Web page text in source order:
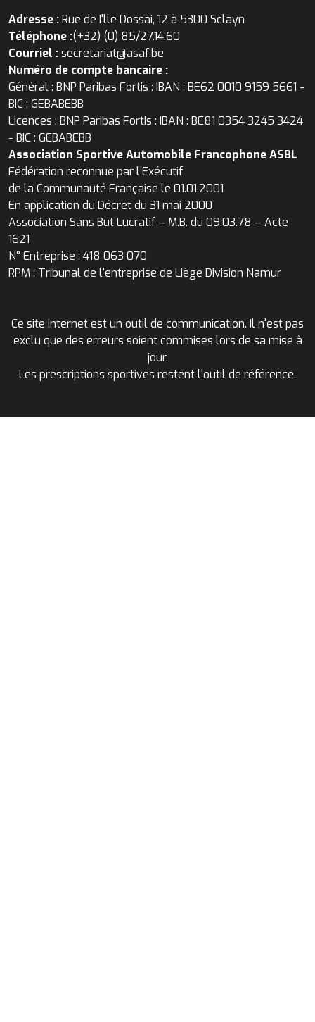
Adresse :Rue de I'lle Dossai, 12 à 5300 Sclayn
Téléphone :(+32) (0) 85/27.14.60
Courriel :secretariat@asaf.be
Numéro de compte bancaire :
Général : BNP Paribas Fortis : IBAN : BE62 0010 9159 5661 -
BIC : GEBABEBB
Licences : BNP Paribas Fortis : IBAN : BE81 0354 3245 3424
- BIC : GEBABEBB
Association Sportive Automobile Francophone ASBL
Fédération reconnue par l’Exécutif
de la Communauté Française le 01.01.2001
En application du Décret du 31 mai 2000
Association Sans But Lucratif – M.B. du 09.03.78 – Acte
1621
N° Entreprise : 418 063 070
RPM : Tribunal de l'entreprise de Liège Division Namur
Ce site Internet est un outil de communication. Il n'est pas
exclu que des erreurs soient commises lors de sa mise à
jour.
Les prescriptions sportives restent l'outil de référence.